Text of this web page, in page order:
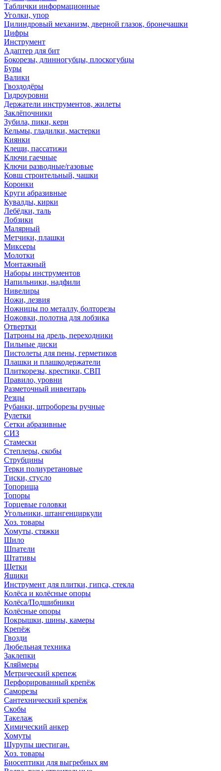
Таблички информационные
Уголки, упор
Цилиндровый механизм, дверной глазок, бронечашки
Цифры
Инструмент
Адаптер для бит
Бокорезы, длинногубцы, плоскогубцы
Буры
Валики
Гвоздодёры
Гидроуровни
Держатели инструментов, жилеты
Заклёпочники
Зубила, пики, керн
Кельмы, гладилки, мастерки
Киянки
Клещи, пассатижи
Ключи гаечные
Ключи разводные/газовые
Ковш строительный, чашки
Коронки
Круги абразивные
Кувалды, кирки
Лебёдки, таль
Лобзики
Малярный
Метчики, плашки
Миксеры
Молотки
Монтажный
Наборы инструментов
Напильники, надфили
Нивелиры
Ножи, лезвия
Ножницы по металлу, болторезы
Ножовки, полотна для лобзика
Отвертки
Патроны на дрель, переходники
Пильные диски
Пистолеты для пены, герметиков
Плашки и плашкодержатели
Плиткорезы, крестики, СВП
Правило, уровни
Разметочный инвентарь
Резцы
Рубанки, штроборезы ручные
Рулетки
Сетки абразивные
СИЗ
Стамески
Степлеры, скобы
Струбцины
Терки полиуретановые
Тиски, стусло
Топорища
Топоры
Торцевые головки
Угольники, штангенциркули
Хоз. товары
Хомуты, стяжки
Шило
Шпатели
Штативы
Щетки
Ящики
Инструмент для плитки, гипса, стекла
Колёса и колёсные опоры
Колёса/Подшибники
Колёсные опоры
Покрышки, шины, камеры
Крепёж
Гвозди
Дюбельная техника
Заклепки
Кляймеры
Метрический крепеж
Перфорированный крепёж
Саморезы
Сантехнический крепёж
Скобы
Такелаж
Химический анкер
Хомуты
Шурупы шестиган.
Хоз. товары
Биосептики для выгребных ям